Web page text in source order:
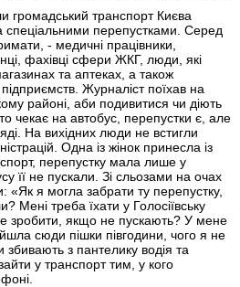
громадський транспорт Києва
перепустками. Серед
- медичні працівники,
фахівці сфери ЖКГ, люди, які
та аптеках, а також
підприємств. Журналіст поїхав на
районі, аби подивитися чи діють
чекає на автобус, перепустки є, але
На вихідних люди не встигли
Одна із жінок принесла із
перепустку мала лише у
її не пускали. Зі сльозами на очах
«Як я могла забрати ту перепустку,
Мені треба їхати у Голосіївську
зробити, якщо не пускають? У мене
сюди пішки півгодини, чого я не
з пантелику водія та
у транспорт тим, у кого